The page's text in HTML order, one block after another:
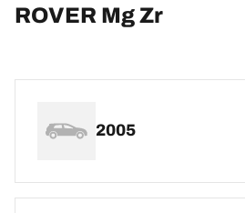
ROVER Mg Zr
2005